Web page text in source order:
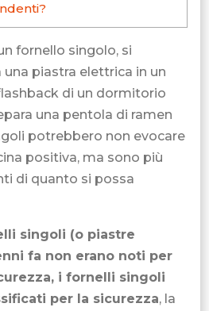
fornello singolo, si
piastra elettrica in un
di un dormitorio
una pentola di ramen
potrebbero non evocare
positiva, ma sono più
di quanto si possa
singoli (o piastre
fa non erano noti per
i fornelli singoli
per la sicurezza, la